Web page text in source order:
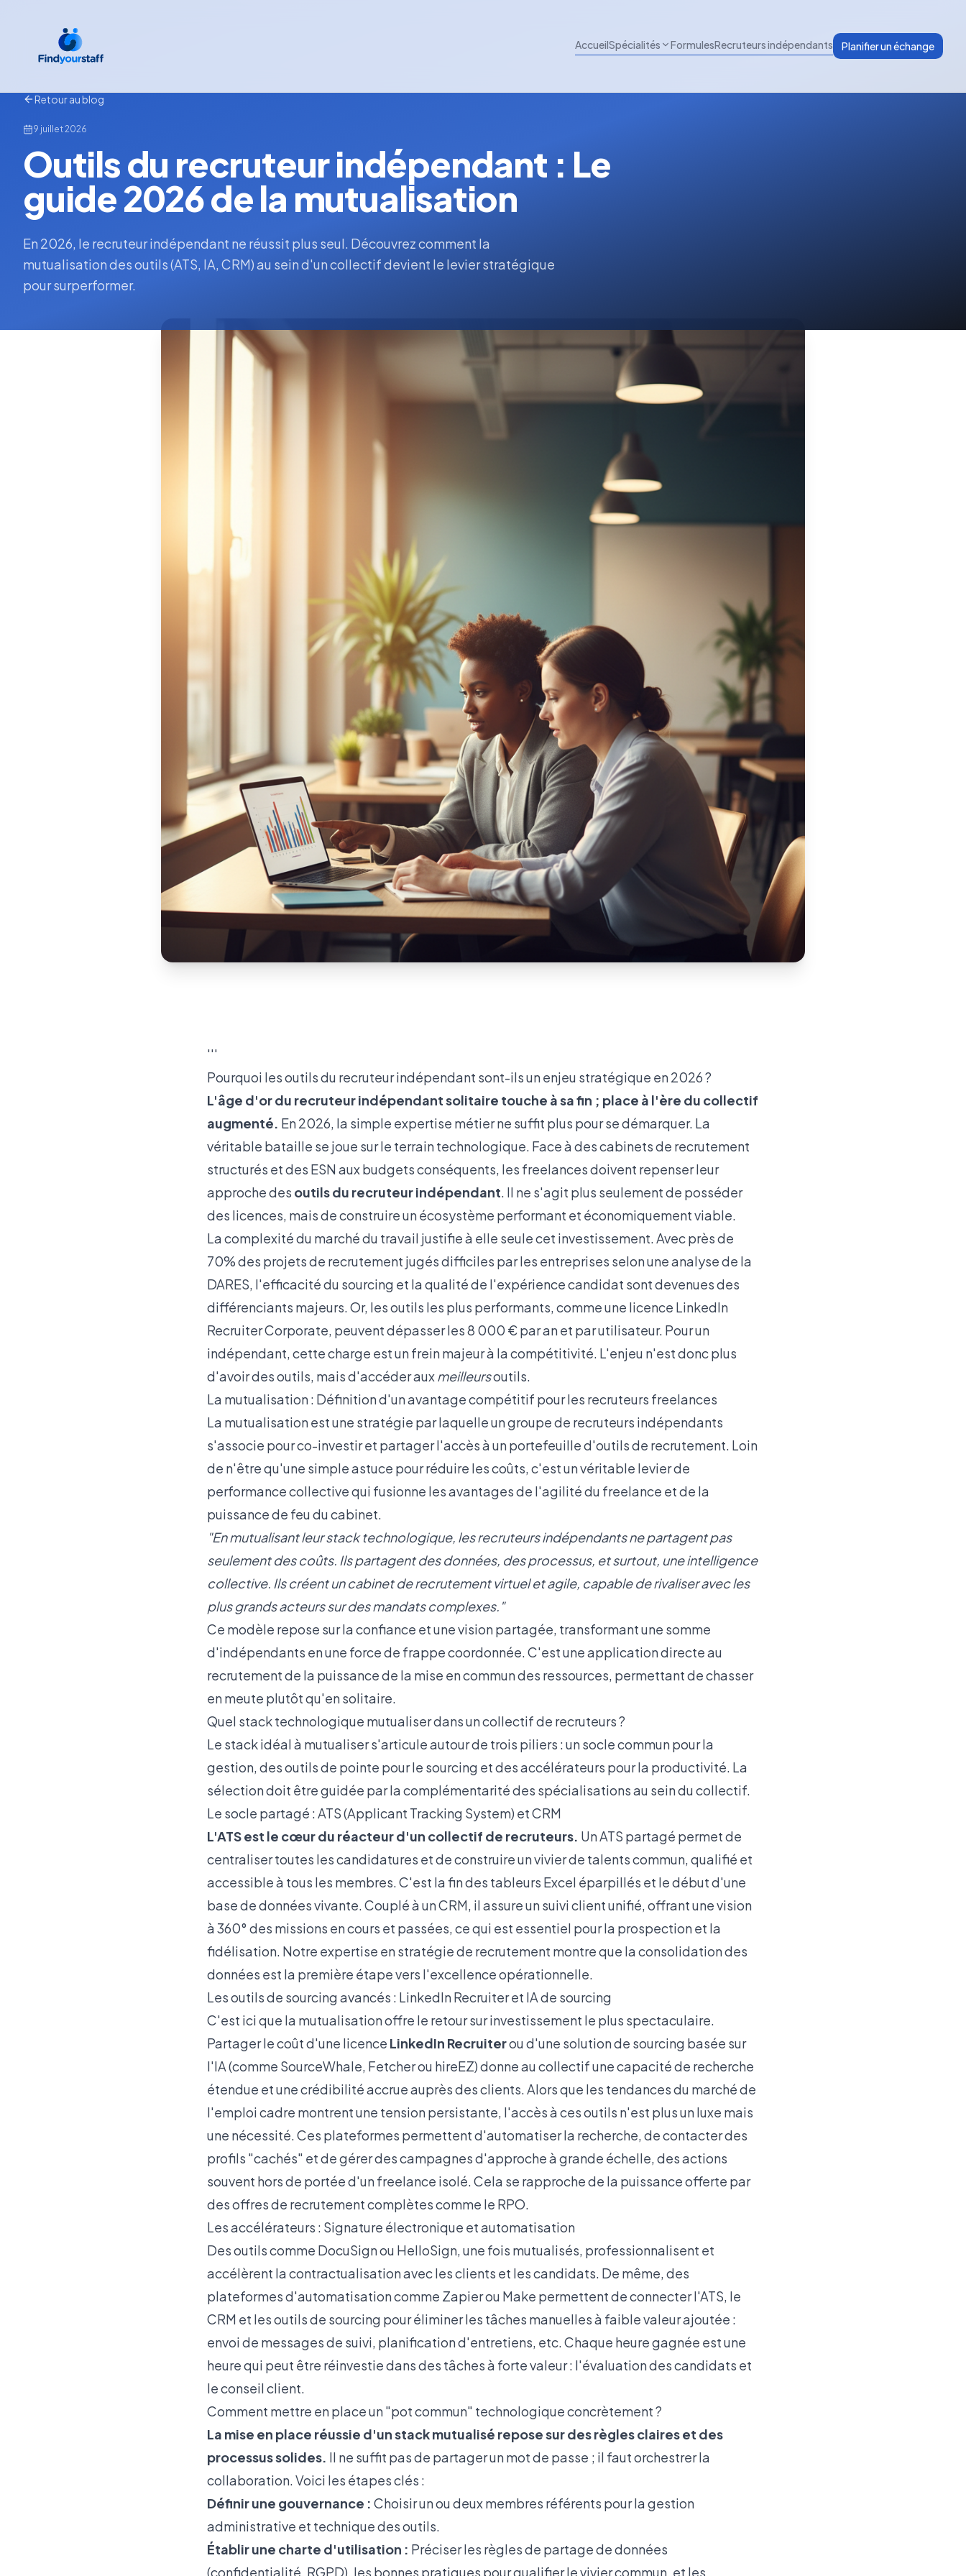
AccueilSpécialités FormulesRecruteurs indépendants Planifier un échange
Retour au blog
9 juillet 2026
Outils du recruteur indépendant : Le
guide 2026 de la mutualisation
En 2026, le recruteur indépendant ne réussit plus seul. Découvrez comment la
mutualisation des outils (ATS, IA, CRM) au sein d'un collectif devient le levier stratégique
pour surperformer.
'''
Pourquoi les outils du recruteur indépendant sont-ils un enjeu stratégique en 2026 ?
L'âge d'or du recruteur indépendant solitaire touche à sa fin ; place à l'ère du collectif
augmenté. En 2026, la simple expertise métier ne suffit plus pour se démarquer. La
véritable bataille se joue sur le terrain technologique. Face à des cabinets de recrutement
structurés et des ESN aux budgets conséquents, les freelances doivent repenser leur
approche des outils du recruteur indépendant. Il ne s'agit plus seulement de posséder
des licences, mais de construire un écosystème performant et économiquement viable.
La complexité du marché du travail justifie à elle seule cet investissement. Avec près de
70% des projets de recrutement jugés difficiles par les entreprises selon une analyse de la
DARES, l'efficacité du sourcing et la qualité de l'expérience candidat sont devenues des
différenciants majeurs. Or, les outils les plus performants, comme une licence LinkedIn
Recruiter Corporate, peuvent dépasser les 8 000 € par an et par utilisateur. Pour un
indépendant, cette charge est un frein majeur à la compétitivité. L'enjeu n'est donc plus
d'avoir des outils, mais d'accéder auxmeilleursoutils.
La mutualisation : Définition d'un avantage compétitif pour les recruteurs freelances
La mutualisation est une stratégie par laquelle un groupe de recruteurs indépendants
s'associe pour co-investir et partager l'accès à un portefeuille d'outils de recrutement. Loin
de n'être qu'une simple astuce pour réduire les coûts, c'est un véritable levier de
performance collective qui fusionne les avantages de l'agilité du freelance et de la
puissance de feu du cabinet.
"En mutualisant leur stack technologique, les recruteurs indépendants ne partagent pas
seulement des coûts. Ils partagent des données, des processus, et surtout, une intelligence
collective. Ils créent un cabinet de recrutement virtuel et agile, capable de rivaliser avec les
plus grands acteurs sur des mandats complexes."
Ce modèle repose sur la confiance et une vision partagée, transformant une somme
d'indépendants en une force de frappe coordonnée. C'est une application directe au
recrutement de la puissance de la mise en commun des ressources, permettant de chasser
en meute plutôt qu'en solitaire.
Quel stack technologique mutualiser dans un collectif de recruteurs ?
Le stack idéal à mutualiser s'articule autour de trois piliers : un socle commun pour la
gestion, des outils de pointe pour le sourcing et des accélérateurs pour la productivité. La
sélection doit être guidée par la complémentarité des spécialisations au sein du collectif.
Le socle partagé : ATS (Applicant Tracking System) et CRM
L'ATS est le cœur du réacteur d'un collectif de recruteurs. Un ATS partagé permet de
centraliser toutes les candidatures et de construire un vivier de talents commun, qualifié et
accessible à tous les membres. C'est la fin des tableurs Excel éparpillés et le début d'une
base de données vivante. Couplé à un CRM, il assure un suivi client unifié, offrant une vision
à 360° des missions en cours et passées, ce qui est essentiel pour la prospection et la
fidélisation. Notre expertise enstratégie de recrutement montre que la consolidation des
données est la première étape vers l'excellence opérationnelle.
Les outils de sourcing avancés : LinkedIn Recruiter et IA de sourcing
C'est ici que la mutualisation offre le retour sur investissement le plus spectaculaire.
Partager le coût d'une licence LinkedIn Recruiterou d'une solution de sourcing basée sur
l'IA (comme SourceWhale, Fetcher ou hireEZ) donne au collectif une capacité de recherche
étendue et une crédibilité accrue auprès des clients. Alors que les tendances du marché de
l'emploi cadre montrent une tension persistante, l'accès à ces outils n'est plus un luxe mais
une nécessité. Ces plateformes permettent d'automatiser la recherche, de contacter des
profils "cachés" et de gérer des campagnes d'approche à grande échelle, des actions
souvent hors de portée d'un freelance isolé. Cela se rapproche de la puissance offerte par
desoffres de recrutement complètes comme le RPO.
Les accélérateurs : Signature électronique et automatisation
Des outils comme DocuSign ou HelloSign, une fois mutualisés, professionnalisent et
accélèrent la contractualisation avec les clients et les candidats. De même, des
plateformes d'automatisation comme Zapier ou Make permettent de connecter l'ATS, le
CRM et les outils de sourcing pour éliminer les tâches manuelles à faible valeur ajoutée :
envoi de messages de suivi, planification d'entretiens, etc. Chaque heure gagnée est une
heure qui peut être réinvestie dans des tâches à forte valeur : l'évaluation des candidats et
le conseil client.
Comment mettre en place un "pot commun" technologique concrètement ?
La mise en place réussie d'un stack mutualisé repose sur des règles claires et des
processus solides. Il ne suffit pas de partager un mot de passe ; il faut orchestrer la
collaboration. Voici les étapes clés :
Définir une gouvernance : Choisir un ou deux membres référents pour la gestion
administrative et technique des outils.
Établir une charte d'utilisation : Préciser les règles de partage de données
(confidentialité, RGPD), les bonnes pratiques pour qualifier le vivier commun, et les